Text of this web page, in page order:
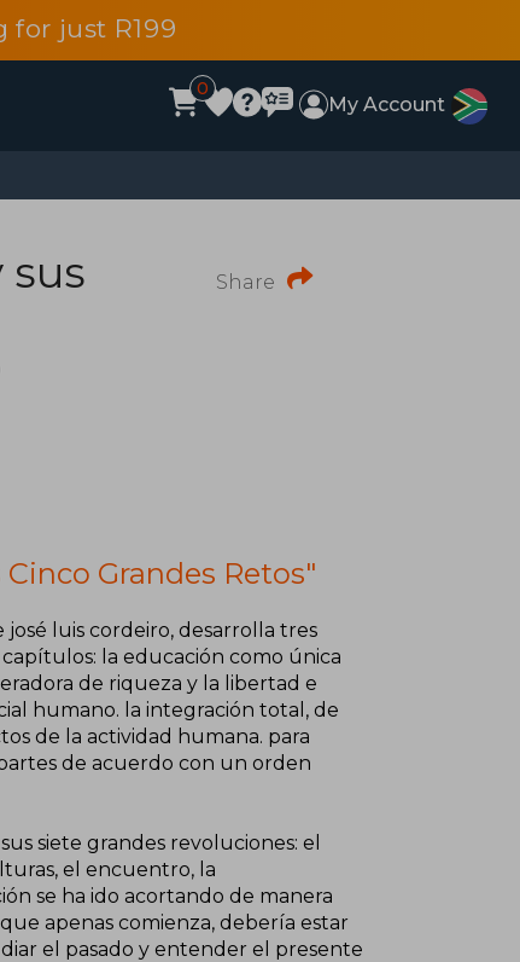
just R199
0
My Account
Share
sus
Grandes Retos"
luis cordeiro, desarrolla tres
la educación como única
de riqueza y la libertad e
humano. la integración total, de
de la actividad humana. para
de acuerdo con un orden
siete grandes revoluciones: el
el encuentro, la
se ha ido acortando de manera
apenas comienza, debería estar
el pasado y entender el presente